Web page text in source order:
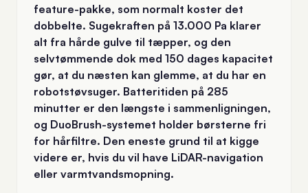
feature-pakke, som normalt koster det
dobbelte. Sugekraften på 13.000 Pa klarer
alt fra hårde gulve til tæpper, og den
selvtømmende dok med 150 dages kapacitet
gør, at du næsten kan glemme, at du har en
robotstøvsuger. Batteritiden på 285
minutter er den længste i sammenligningen,
og DuoBrush-systemet holder børsterne fri
for hårfiltre. Den eneste grund til at kigge
videre er, hvis du vil have LiDAR-navigation
eller varmtvandsmopning.